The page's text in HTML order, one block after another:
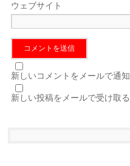
ウェブサイト
新しいコメントをメールで通知
新しい投稿をメールで受け取る